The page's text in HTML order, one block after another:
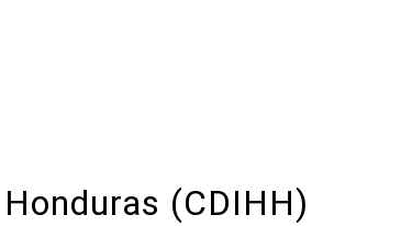
(CDIHH)